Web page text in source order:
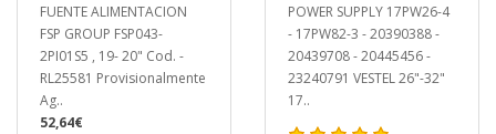
FUENTE ALIMENTACION
FSP GROUP FSP043-
2PI01S5 , 19- 20" Cod. -
RL25581 Provisionalmente
Ag..
52,64€
POWER SUPPLY 17PW26-4
- 17PW82-3 - 20390388 -
20439708 - 20445456 -
23240791 VESTEL 26"-32"
17..